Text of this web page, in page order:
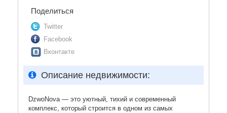
Поделиться
Twitter
Facebook
Вконтакте
Описание недвижимости:
DzwoNova — это уютный, тихий и современный
комплекс, который строится в одном из самых